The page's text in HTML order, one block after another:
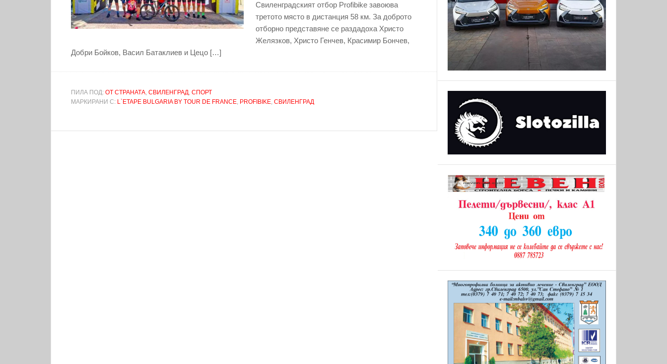
Свиленградският отбор Profibike завоюва
третото място в дистанция 58 км. За доброто
отборно представяне се раздадоха Христо
Желязков, Христо Генчев, Красимир Бончев,
Добри Бойков, Васил Батаклиев и Цецо […]
ПИЛА ПОД: ОТ СТРАНАТА, СВИЛЕНГРАД, СПОРТ
МАРКИРАНИ С: L`ETAPE BULGARIA BY TOUR DE FRANCE, PROFIBIKE, СВИЛЕНГРАД